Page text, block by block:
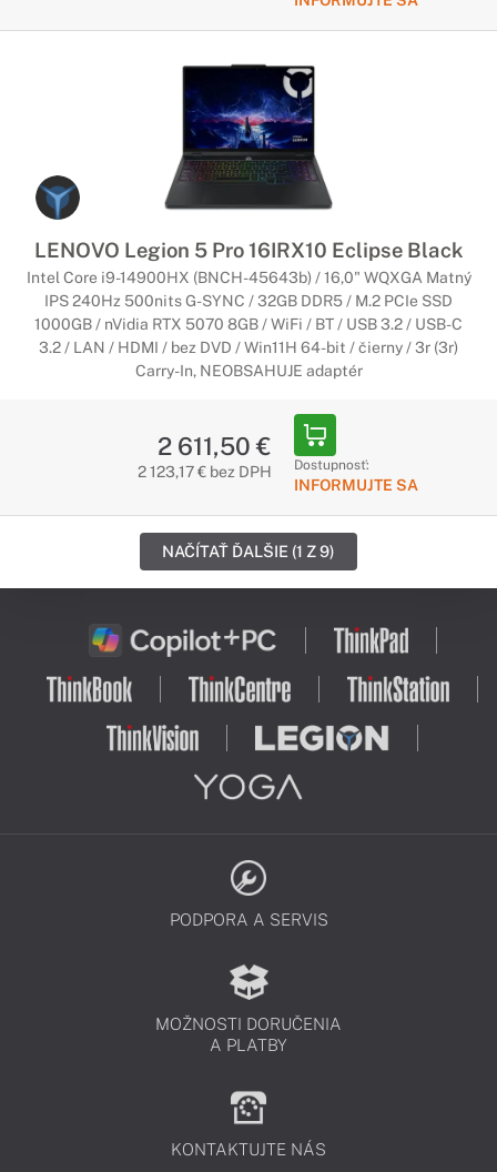
LENOVO Legion 5 Pro 16IRX10 Eclipse Black
Intel Core i9-14900HX (BNCH-45643b) / 16,0" WQXGA Matný
IPS 240Hz 500nits G-SYNC / 32GB DDR5 / M.2 PCIe SSD
1000GB / nVidia RTX 5070 8GB / WiFi / BT / USB 3.2 / USB-C
3.2 / LAN / HDMI / bez DVD / Win11H 64-bit / čierny / 3r (3r)
Carry-In, NEOBSAHUJE adaptér
2 611,50 €
2 123,17 € bez DPH Dostupnosť:
INFORMUJTE SA
NAČÍTAŤ ĎALŠIE (1 Z 9)
PODPORA A SERVIS
MOŽNOSTI DORUČENIA
A PLATBY
KONTAKTUJTE NÁS